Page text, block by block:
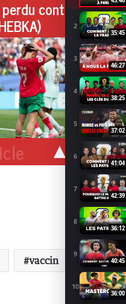
2
35:45
3
46:27
4
38:25
5
37:02
6
41:04
7
42:39
8
36:12
9
40:45
10
36:00
contre
vaccin